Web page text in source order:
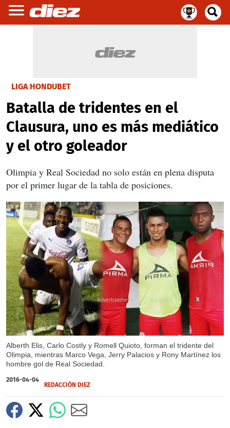
LIGA HONDUBET
Batalla de tridentes en el
Clausura, uno es más mediático
y el otro goleador
Olimpia y Real Sociedad no solo están en plena disputa
por el primer lugar de la tabla de posiciones.
Alberth Elis, Carlo Costly y Romell Quioto, forman el tridente del
Olimpia, mientras Marco Vega, Jerry Palacios y Rony Martínez los
hombre gol de Real Sociedad.
X
2016-04-04
REDACCIÓN DIEZ